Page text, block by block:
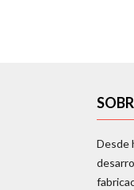
Desde